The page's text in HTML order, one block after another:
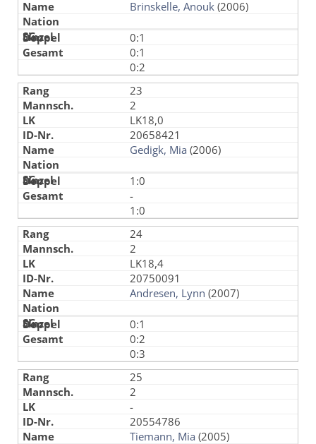
Brinskelle, Anouk (2006)
0:1
0:1
0:2
23
2
LK18,0
20658421
Gedigk, Mia (2006)
1:0
-
1:0
24
2
LK18,4
20750091
Andresen, Lynn (2007)
0:1
0:2
0:3
25
2
-
20554786
Tiemann, Mia (2005)